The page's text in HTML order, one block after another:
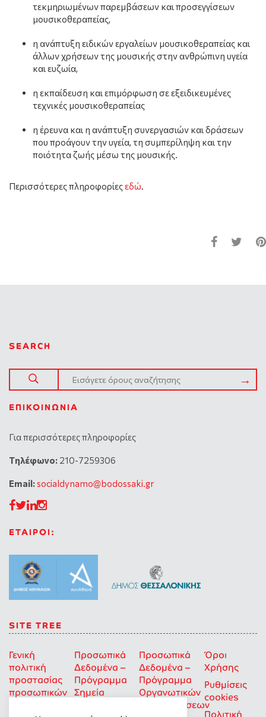
τεκμηριωμένων παρεμβάσεων και προσεγγίσεων
μουσικοθεραπείας,
η ανάπτυξη ειδικών εργαλείων μουσικοθεραπείας και
άλλων χρήσεων της μουσικής στην ανθρώπινη υγεία
και ευζωία,
η εκπαίδευση και επιμόρφωση σε εξειδικευμένες
τεχνικές μουσικοθεραπείας
η έρευνα και η ανάπτυξη συνεργασιών και δράσεων
που προάγουν την υγεία, τη συμπερίληψη και την
ποιότητα ζωής μέσω της μουσικής.
Περισσότερες πληροφορίεςεδώ.
SEARCH
ΕΠΙΚΟΙΝΩΝΊΑ
Για περισσότερες πληροφορίες
Tηλέφωνο: 210-7259306
Email:socialdynamo@bodossaki.gr
ΕΤΑΙΡΟΙ:
SITE TREE
Γενική
πολιτική
προστασίας
προσωπικών
Προσωπικά
Δεδομένα –
Πρόγραμμα
Σημεία
Προσωπικά
Δεδομένα –
Πρόγραμμα
Οργανωτικών
Επιχορηγήσεων
Όροι
Χρήσης
Ρυθμίσεις
cookies
Πολιτική